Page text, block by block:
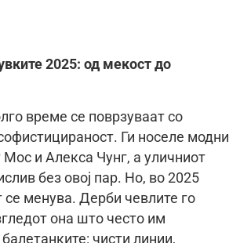
2025: од мекост до
време се поврзуваат со
Ги носеле модни
Мос и Алекса Чунг, а уличниот
без овој пар. Но, во 2025
се менува. Дерби чевлите го
она што често им
чисти линии,